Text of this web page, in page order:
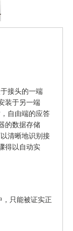
接头的一端
装于另一端
自由端的应答
的数据存储
清晰地识别接
得以自动实
只能被证实正